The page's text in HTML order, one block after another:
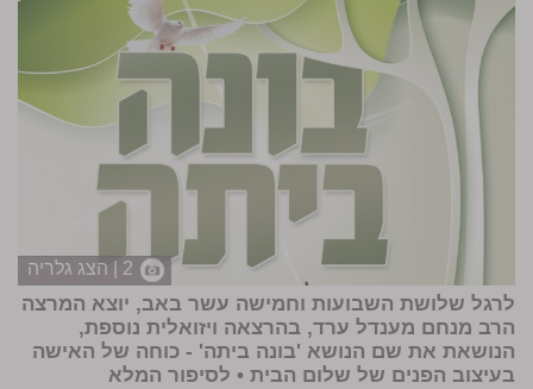
2 | הצג גלריה
לרגל שלושת השבועות וחמישה עשר באב, יוצא המרצה
הרב מנחם מענדל ערד, בהרצאה ויזואלית נוספת,
הנושאת את שם הנושא 'בונה ביתה' - כוחה של האישה
בעיצוב הפנים של שלום הבית • לסיפור המלא